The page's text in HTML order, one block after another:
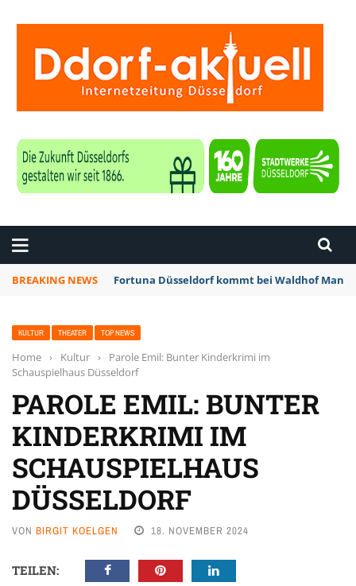
BREAKING NEWS Fortuna Düsseldorf kommt bei Waldhof
KULTUR THEATER TOP NEWS
Home › Kultur ›
Parole Emil: Bunter Kinderkrimi im
Schauspielhaus Düsseldorf
PAROLE EMIL: BUNTER
KINDERKRIMI IM
SCHAUSPIELHAUS
DÜSSELDORF
VON BIRGIT KOELGEN 18. NOVEMBER 2024
TEILEN: